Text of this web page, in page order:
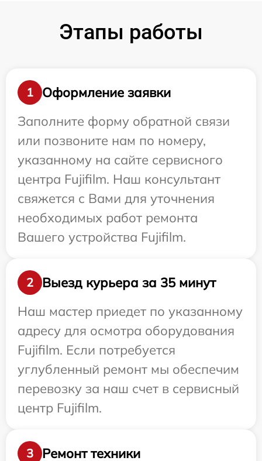
Этапы работы
1
Оформление заявки
Заполните форму обратной связи
или позвоните нам по номеру,
указанному на сайте сервисного
центра Fujifilm. Наш консультант
свяжется с Вами для уточнения
необходимых работ ремонта
Вашего устройства Fujifilm.
2
Выезд курьера за 35 минут
Наш мастер приедет по указанному
адресу для осмотра оборудования
Fujifilm. Если потребуется
углубленный ремонт мы обеспечим
перевозку за наш счет в сервисный
центр Fujifilm.
3 Ремонт техники